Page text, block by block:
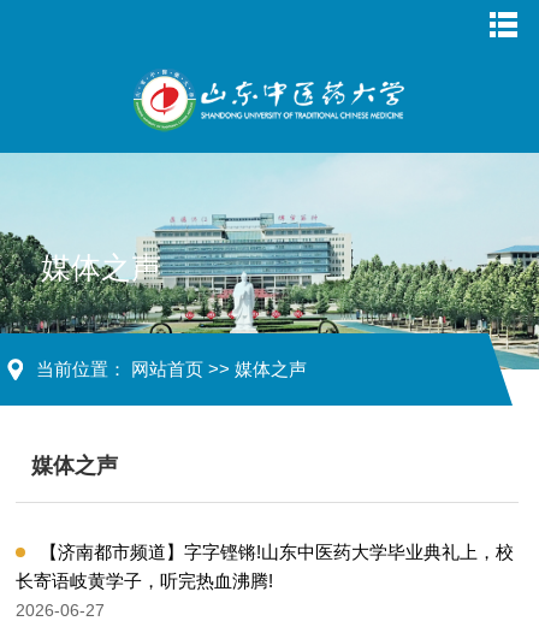
媒体之声
当前位置： 网站首页 >> 媒体之声
媒体之声
【济南都市频道】字字铿锵!山东中医药大学毕业典礼上，校
长寄语岐黄学子，听完热血沸腾!
2026-06-27